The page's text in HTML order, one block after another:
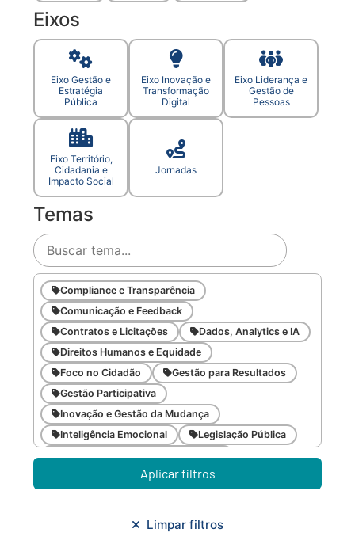
Eixos
Eixo Gestão e
Estratégia
Pública
Eixo Inovação e
Transformação
Digital
Eixo Liderança e
Gestão de
Pessoas
Eixo Território,
Cidadania e
Impacto Social
Jornadas
Temas
Compliance e Transparência
Comunicação e Feedback
Contratos e Licitações
Dados, Analytics e IA
Direitos Humanos e Equidade
Foco no Cidadão
Gestão para Resultados
Gestão Participativa
Inovação e Gestão da Mudança
Inteligência Emocional
Legislação Pública
Meio Ambiente e Sustentabilidade
Metodologias Ágeis
Orçamento e Finanças
Planejamento Urbano/Mobilidade
Aplicar filtros
Limpar filtros